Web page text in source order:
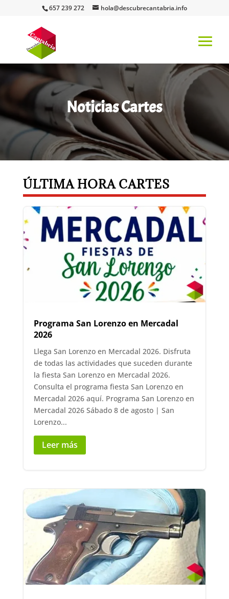
657 239 272 hola@descubrecantabria.info
Noticias Cartes
ÚLTIMA HORA CARTES
Programa San Lorenzo en Mercadal
2026
Llega San Lorenzo en Mercadal 2026. Disfruta
de todas las actividades que suceden durante
la fiesta San Lorenzo en Mercadal 2026.
Consulta el programa fiesta San Lorenzo en
Mercadal 2026 aquí. Programa San Lorenzo en
Mercadal 2026 Sábado 8 de agosto | San
Lorenzo...
Leer más